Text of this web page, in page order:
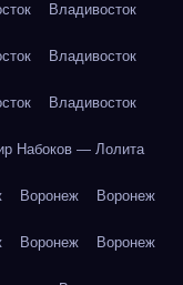
Владивосток
Владивосток
Владивосток
Набоков — Лолита
Воронеж Воронеж
Воронеж Воронеж